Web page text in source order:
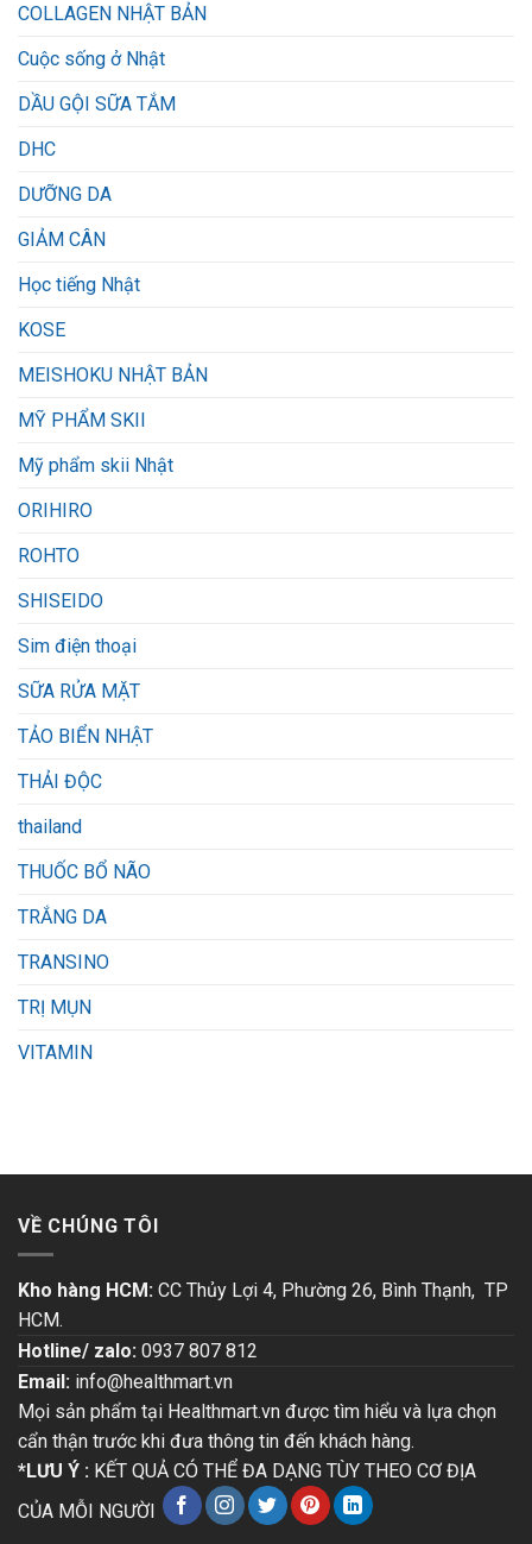
COLLAGEN NHẬT BẢN
Cuộc sống ở Nhật
DẦU GỘI SỮA TẮM
DHC
DƯỠNG DA
GIẢM CÂN
Học tiếng Nhật
KOSE
MEISHOKU NHẬT BẢN
MỸ PHẨM SKII
Mỹ phẩm skii Nhật
ORIHIRO
ROHTO
SHISEIDO
Sim điện thoại
SỮA RỬA MẶT
TẢO BIỂN NHẬT
THẢI ĐỘC
thailand
THUỐC BỔ NÃO
TRẮNG DA
TRANSINO
TRỊ MỤN
VITAMIN
VỀ CHÚNG TÔI
Kho hàng HCM: CC Thủy Lợi 4, Phường 26, Bình Thạnh, TP
HCM.
Hotline/ zalo: 0937 807 812
Email: info@healthmart.vn
Mọi sản phẩm tại Healthmart.vn được tìm hiểu và lựa chọn
cẩn thận trước khi đưa thông tin đến khách hàng.
*LƯU Ý : KẾT QUẢ CÓ THỂ ĐA DẠNG TÙY THEO CƠ ĐỊA
CỦA MỖI NGƯỜI